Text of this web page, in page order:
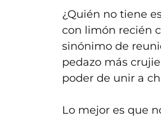
¿Quién no tiene
con limón recién
sinónimo de
pedazo más
poder de unir a
Lo mejor es que